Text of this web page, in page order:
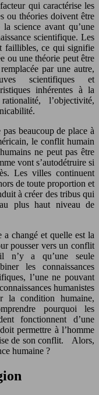
qui caractérise les
ou théories doivent être
science avant qu’une
scientifique. Les
faillibles, ce qui signifie
ou une théorie peut être
par une autre,
scientifiques et
inhérentes à la
l’objectivité,
beaucoup de place à
le conflit humain
ne peut pas être
vont s’autodétruire si
Les villes continuent
de toute proportion et
à créer des tribus qui
plus haut niveau de
a changé et quelle est la
pousser vers un conflit
n’y a qu’une seule
les connaissances
l’une ne pouvant
humanistes
la condition humaine,
pourquoi les
fonctionnent d’une
permettre à l’homme
de son conflit. Alors,
humaine ?